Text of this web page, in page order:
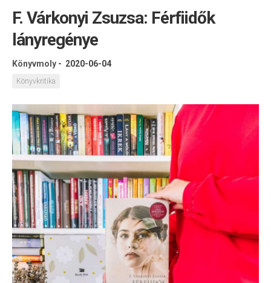
F. Várkonyi Zsuzsa: Férfiidők
lányregénye
Könyvmoly - 2020-06-04
Könyvkritika